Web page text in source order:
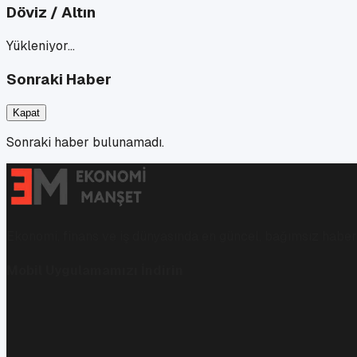
Döviz / Altın
Yükleniyor…
Sonraki Haber
Kapat
Sonraki haber bulunamadı.